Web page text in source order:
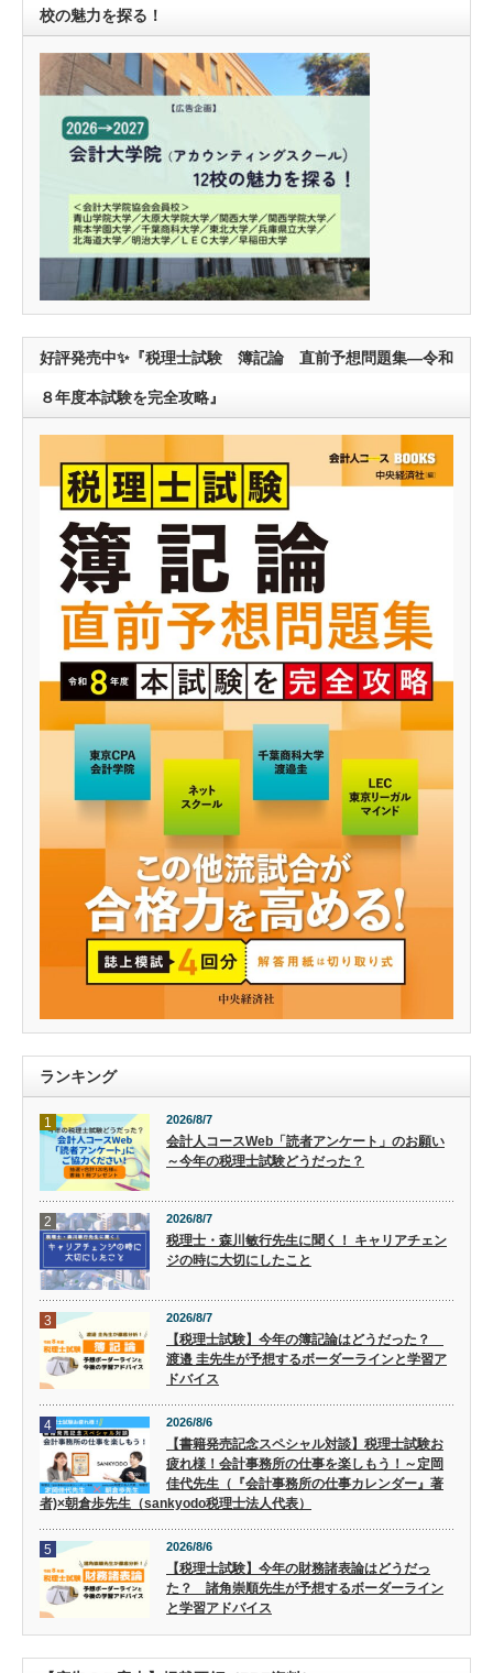
校の魅力を探る！
好評発売中✨『税理士試験 簿記論 直前予想問題集―令和
８年度本試験を完全攻略』
ランキング
1 2026/8/7
会計人コースWeb「読者アンケート」のお願い
～今年の税理士試験どうだった？
2 2026/8/7
税理士・森川敏行先生に聞く！ キャリアチェン
ジの時に大切にしたこと
3 2026/8/7
【税理士試験】今年の簿記論はどうだった？
渡邉 圭先生が予想するボーダーラインと学習ア
ドバイス
4 2026/8/6
【書籍発売記念スペシャル対談】税理士試験お
疲れ様！会計事務所の仕事を楽しもう！～定岡
佳代先生（『会計事務所の仕事カレンダー』著
者)×朝倉歩先生（sankyodo税理士法人代表）
5 2026/8/6
【税理士試験】今年の財務諸表論はどうだっ
た？ 諸角崇順先生が予想するボーダーライン
と学習アドバイス